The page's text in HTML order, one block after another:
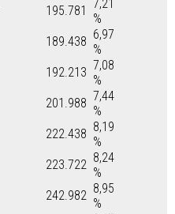
195.781 7,21
%
189.438 6,97
%
192.213 7,08
%
201.988 7,44
%
222.438 8,19
%
223.722 8,24
%
242.982 8,95
%